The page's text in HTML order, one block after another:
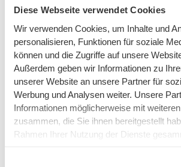
Diese Webseite verwendet Cookies
Wir verwenden Cookies, um Inhalte und
personalisieren, Funktionen für soziale
können und die Zugriffe auf unsere
Außerdem geben wir Informationen zu
unserer Website an unsere Partner für
Werbung und Analysen weiter. Unsere
Informationen möglicherweise mit
zusammen, die Sie ihnen bereitgestellt
Rahmen Ihrer Nutzung der Dienste
verschiedene Spuren mit deren Hilfe
werden kann, welches Tier bei
Verschiedene
Vier sichtbare Zehenabdrücke:
Wildkaninchen
Fünf sichtbare Zehenabdrücke:
oder Waschbär
Klauenspuren: Reh oder